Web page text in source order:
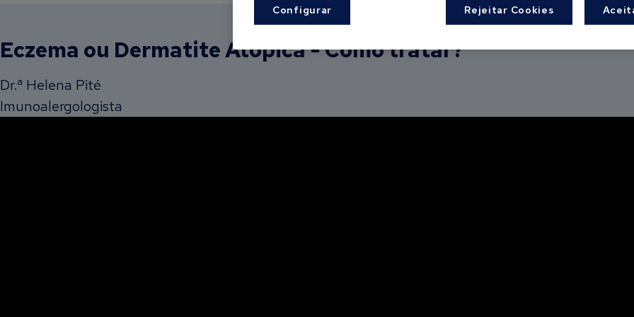
Eczema ou Dermatite Atópica - Como tratar?
Dr.ª Helena Pité
Imunoalergologista
Rejeitar Cookies
Configurar